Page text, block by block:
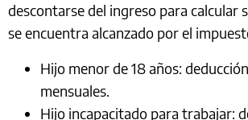
descontarse del ingreso para calcular
se encuentra alcanzado por el
Hijo menor de 18 años:
mensuales.
Hijo incapacitado para trabajar: